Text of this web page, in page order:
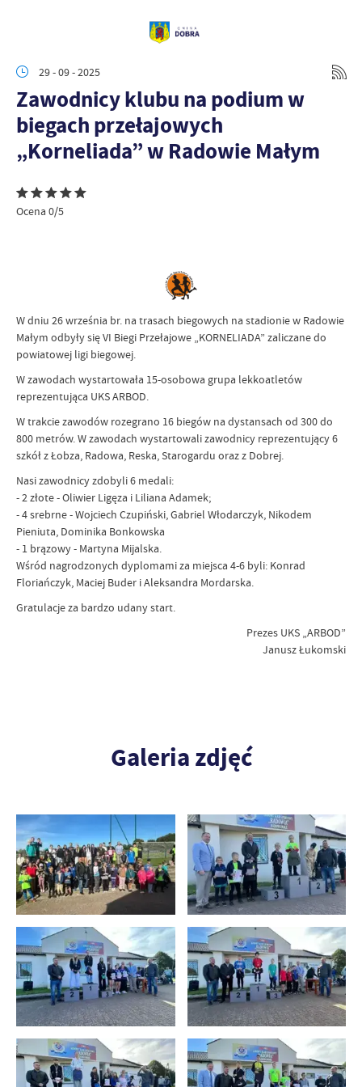
29 - 09 - 2025
Zawodnicy klubu na podium w
biegach przełajowych
„Korneliada” w Radowie Małym
Ocena 0/5
W dniu 26 września br. na trasach biegowych na stadionie w Radowie
Małym odbyły się VI Biegi Przełajowe „KORNELIADA” zaliczane do
powiatowej ligi biegowej.
W zawodach wystartowała 15-osobowa grupa lekkoatletów
reprezentująca UKS ARBOD.
W trakcie zawodów rozegrano 16 biegów na dystansach od 300 do
800 metrów. W zawodach wystartowali zawodnicy reprezentujący 6
szkół z Łobza, Radowa, Reska, Starogardu oraz z Dobrej.
Nasi zawodnicy zdobyli 6 medali:
- 2 złote - Oliwier Ligęza i Liliana Adamek;
- 4 srebrne - Wojciech Czupiński, Gabriel Włodarczyk, Nikodem
Pieniuta, Dominika Bonkowska
- 1 brązowy - Martyna Mijalska.
Wśród nagrodzonych dyplomami za miejsca 4-6 byli: Konrad
Floriańczyk, Maciej Buder i Aleksandra Mordarska.
Gratulacje za bardzo udany start.
Prezes UKS „ARBOD”
Janusz Łukomski
Galeria zdjęć